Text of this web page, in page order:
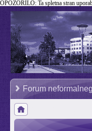
OPOZORILO: Ta spletna stran
Forum